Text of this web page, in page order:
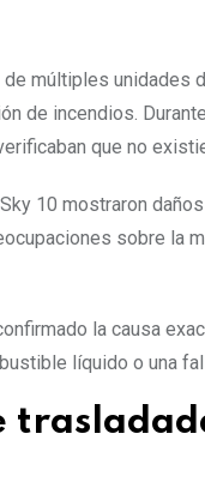
múltiples
de incendios.
que no
10 mostraron
sobre la
la causa
líquido o una